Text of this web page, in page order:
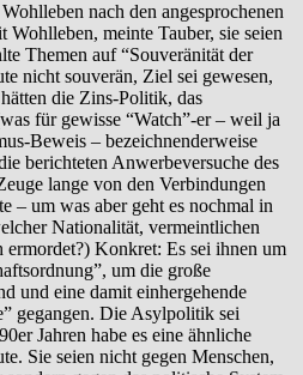
nach den angesprochenen
meinte Tauber, sie seien
Themen auf “Souveränität der
nicht souverän, Ziel sei gewesen,
die Zins-Politik, das
für gewisse “Watch”-er – weil ja
Beweis – bezeichnenderweise
berichteten Anwerbeversuche des
lange von den Verbindungen
– um was aber geht es nochmal in
Nationalität, vermeintlichen
Konkret: Es sei ihnen um
um die große
und eine damit einhergehende
gegangen. Die Asylpolitik sei
Jahren habe es eine ähnliche
Sie seien nicht gegen Menschen,